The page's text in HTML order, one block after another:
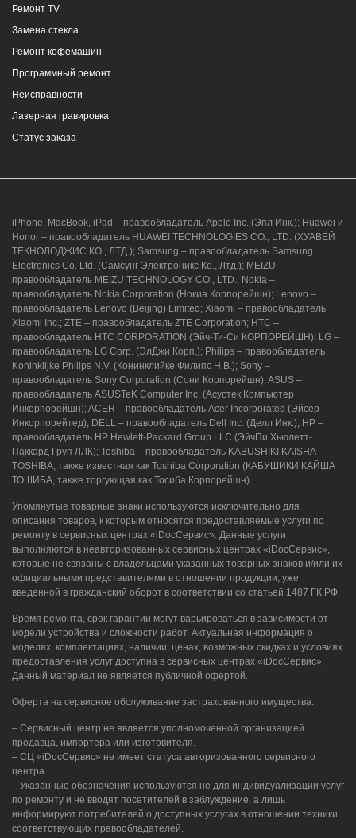
г. Новороссийск, ул. Героев Десантников,
г. Новороссийск, ул. Героев Десантников,
2/3
8 (964) 914-44-74(с 9:00 до 20:00)
Ремонт TV
Замена стекла
Ремонт кофемашин
Программный ремонт
Неисправности
Лазерная гравировка
Статус заказа
iPhone, MacBook, iPad – правообладатель Apple Inc. (Эпл Инк.); Huawei и
Honor – правообладатель HUAWEI TECHNOLOGIES CO., LTD. (ХУАВЕЙ
ТЕКНОЛОДЖИС КО., ЛТД.); Samsung – правообладатель Samsung
Electronics Co. Ltd. (Самсунг Электроникс Ко., Лтд.); MEIZU –
правообладатель MEIZU TECHNOLOGY CO., LTD.; Nokia –
правообладатель Nokia Corporation (Нокиа Корпорейшн); Lenovo –
правообладатель Lenovo (Beijing) Limited; Xiaomi – правообладатель
Xiaomi Inc.; ZTE – правообладатель ZTE Corporation; HTC –
правообладатель HTC CORPORATION (Эйч-Ти-Си КОРПОРЕЙШН); LG –
правообладатель LG Corp. (ЭлДжи Корп.); Philips – правообладатель
Koninklijke Philips N.V. (Конинклийке Филипс Н.В.); Sony –
правообладатель Sony Corporation (Сони Корпорейшн); ASUS –
правообладатель ASUSTeK Computer Inc. (Асустек Компьютер
Инкорпорейшн); ACER – правообладатель Acer Incorporated (Эйсер
Инкорпорейтед); DELL – правообладатель Dell Inc. (Делл Инк.); HP –
правообладатель HP Hewlett-Packard Group LLC (ЭйчПи Хьюлетт-
Паккард Груп ЛЛК); Toshiba – правообладатель KABUSHIKI KAISHA
TOSHIBA, также известная как Toshiba Corporation (КАБУШИКИ КАЙША
ТОШИБА, также торгующая как Тосиба Корпорейшн).
Упомянутые товарные знаки используются исключительно для
описания товаров, к которым относятся предоставляемые услуги по
ремонту в сервисных центрах «iDocСервис». Данные услуги
выполняются в неавторизованных сервисных центрах «iDocСервис»,
которые не связаны с владельцами указанных товарных знаков и/или их
официальными представителями в отношении продукции, уже
введенной в гражданский оборот в соответствии со статьей 1487 ГК РФ.
Время ремонта, срок гарантии могут варьироваться в зависимости от
модели устройства и сложности работ. Актуальная информация о
моделях, комплектациях, наличии, ценах, возможных скидках и условиях
предоставления услуг доступна в сервисных центрах «iDocСервис».
Данный материал не является публичной офертой.
Оферта на сервисное обслуживание застрахованного имущества:
– Сервисный центр не является уполномоченной организацией
продавца, импортера или изготовителя.
– СЦ «iDocСервис» не имеет статуса авторизованного сервисного
центра.
– Указанные обозначения используются не для индивидуализации услуг
по ремонту и не вводят посетителей в заблуждение, а лишь
информируют потребителей о доступных услугах в отношении техники
соответствующих правообладателей.